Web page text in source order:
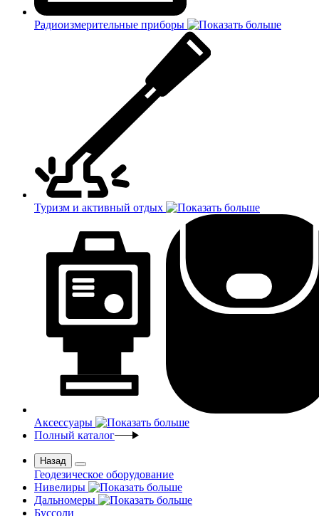
Радиоизмерительные приборы
Туризм и активный отдых
Аксессуары
Полный каталог
Назад
Геодезическое оборудование
Нивелиры
Дальномеры
Буссоли